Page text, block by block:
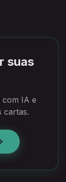
suas
com IA e
cartas.